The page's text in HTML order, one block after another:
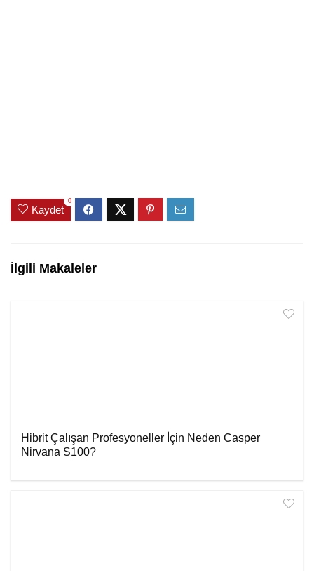
Kaydet
0
İlgili Makaleler
Hibrit Çalışan Profesyoneller İçin Neden Casper
Nirvana S100?